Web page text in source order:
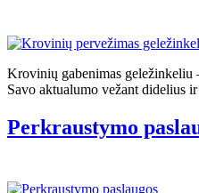
Krovinių gabenimas geležinkeliu
Savo aktualumo vežant didelius
Perkraustymo